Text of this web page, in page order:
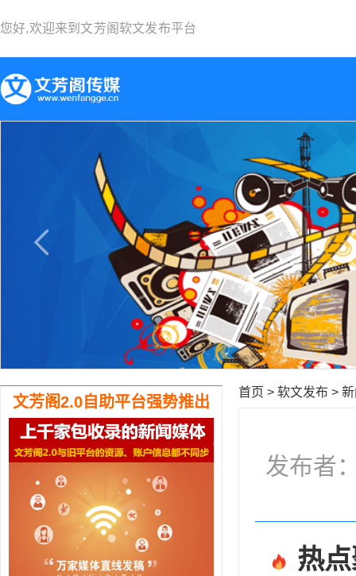
您好,欢迎来到 文芳阁软文发布平台
文芳阁2.0自助平台强势推出
首页 > 软文发布 >
发布者
热